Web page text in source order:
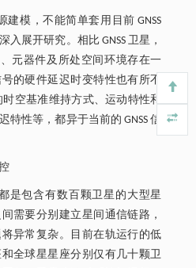
建模，不能简单套用目前 GNSS
展开研究。相比 GNSS 卫星，
元器件及所处空间环境存在一
的硬件延迟时变特性也有所不
时空基准维持方式、运动特性和
性等，都异于当前的 GNSS 信
是包含有数百颗卫星的大型星
需要分别建立星间通信链路，
异常复杂。目前在轨运行的低
全球星星座分别仅有几十颗卫